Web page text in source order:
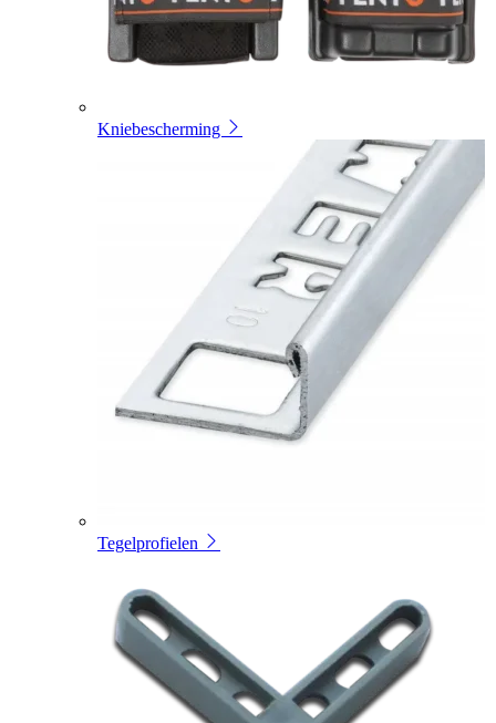
Kniebescherming
Tegelprofielen